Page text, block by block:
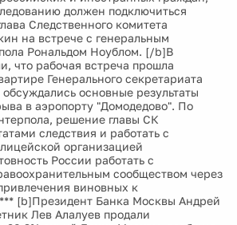
должен подключиться
Следственного комитета
на встрече с генеральным
Рональдом Ноублом. [/b]В
что рабочая встреча прошла
Генерального секретариата
основные результаты
в аэропорту "Домодедово". По
решение главы СК
следствия и работать с
организацией
России работать с
сообществом через
виновных к
*** [b]Президент Банка Москвы Андрей
Лев Алалуев продали